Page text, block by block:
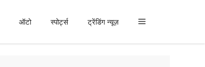
ऑटो स्पोर्ट्स ट्रेंडिंग न्यूज़